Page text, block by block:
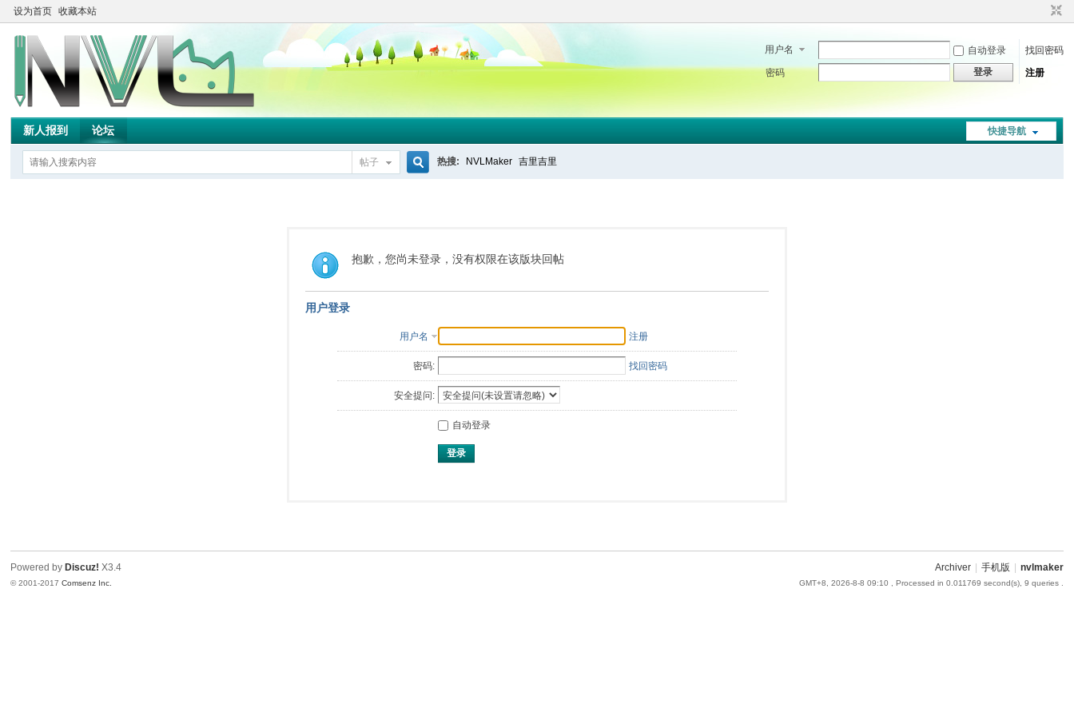
设为首页 收藏本站
用户名 自动登录
找回密码
密码
登录 注册
快捷导航
新人报到 论坛
帖子
索
热搜: NVLMaker 吉里吉里
抱歉，您尚未登录，没有权限在该版块回帖
用户登录
用户名 注册
密码: 找回密码
安全提问:
自动登录
登录
Archiver 手机版 nvlmaker
GMT+8, 2026-8-8 09:10 , Processed in 0.011769 second(s), 9 queries .
Powered by Discuz! X3.4
© 2001-2017Comsenz Inc.